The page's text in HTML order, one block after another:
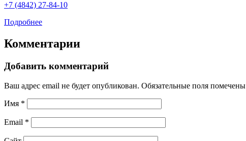
+7 (4842) 27-84-10
Подробнее
Комментарии
Добавить комментарий
Ваш адрес email не будет опубликован. Обязательные поля помечены
Имя *
Email *